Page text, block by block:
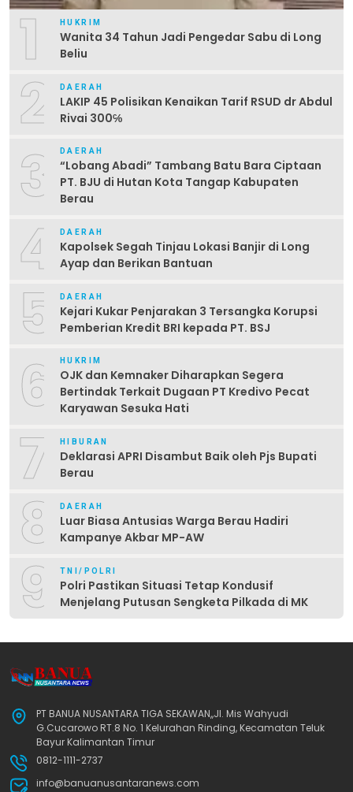
1 HUKRIM
Wanita 34 Tahun Jadi Pengedar Sabu di Long
Beliu
2 DAERAH
LAKIP 45 Polisikan Kenaikan Tarif RSUD dr Abdul
Rivai 300℅
3 DAERAH
“Lobang Abadi” Tambang Batu Bara Ciptaan
PT. BJU di Hutan Kota Tangap Kabupaten
Berau
4 DAERAH
Kapolsek Segah Tinjau Lokasi Banjir di Long
Ayap dan Berikan Bantuan
5 DAERAH
Kejari Kukar Penjarakan 3 Tersangka Korupsi
Pemberian Kredit BRI kepada PT. BSJ
6 HUKRIM
OJK dan Kemnaker Diharapkan Segera
Bertindak Terkait Dugaan PT Kredivo Pecat
Karyawan Sesuka Hati
7 HIBURAN
Deklarasi APRI Disambut Baik oleh Pjs Bupati
Berau
8 DAERAH
Luar Biasa Antusias Warga Berau Hadiri
Kampanye Akbar MP-AW
9 TNI/POLRI
Polri Pastikan Situasi Tetap Kondusif
Menjelang Putusan Sengketa Pilkada di MK
PT BANUA NUSANTARA TIGA SEKAWAN,,Jl. Mis Wahyudi
G.Cucarowo RT.8 No. 1 Kelurahan Rinding, Kecamatan Teluk
Bayur Kalimantan Timur
0812-1111-2737
info@banuanusantaranews.com